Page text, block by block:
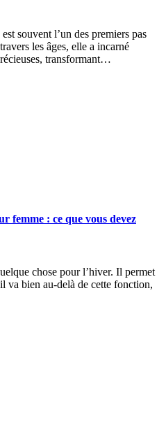
souvent l’un des premiers pas
les âges, elle a incarné
transformant…
femme : ce que vous devez
chose pour l’hiver. Il permet
va bien au-delà de cette fonction,